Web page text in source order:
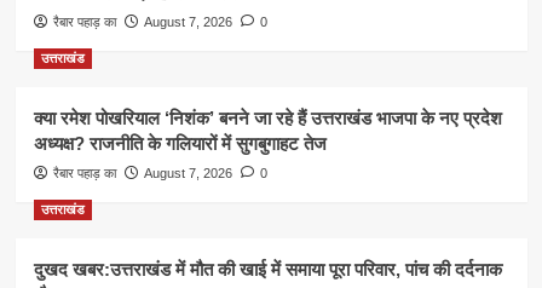
रैबार पहाड़ का August 7, 2026 0
उत्तराखंड
क्या रमेश पोखरियाल ‘निशंक’ बनने जा रहे हैं उत्तराखंड भाजपा के नए प्रदेश
अध्यक्ष? राजनीति के गलियारों में सुगबुगाहट तेज
रैबार पहाड़ का August 7, 2026 0
उत्तराखंड
दुखद खबर:उत्तराखंड में मौत की खाई में समाया पूरा परिवार, पांच की दर्दनाक